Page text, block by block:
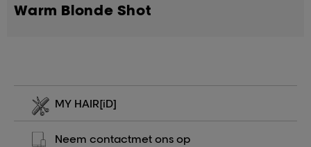
Warm Blonde Shot
MY HAIR[iD]
Neem contactmet ons op